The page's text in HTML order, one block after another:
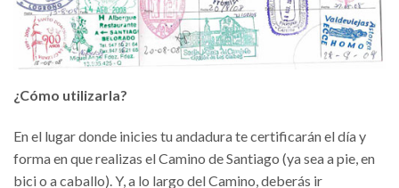
¿Cómo utilizarla?
En el lugar donde inicies tu andadura te certificarán el día y
forma en que realizas el Camino de Santiago (ya sea a pie, en
bici o a caballo). Y, a lo largo del Camino, deberás ir